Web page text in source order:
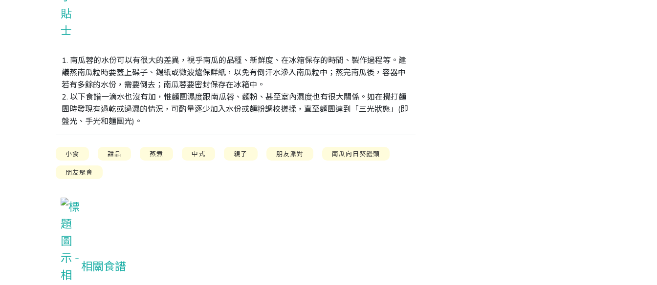
1. 南瓜蓉的水份可以有很大的差異，視乎南瓜的品種、新鮮度、在冰箱保存的時間、製作過程等。建
議蒸南瓜粒時要蓋上碟子、錫紙或微波爐保鮮紙，以免有倒汗水滲入南瓜粒中；蒸完南瓜後，容器中
若有多餘的水份，需要倒去；南瓜蓉要密封保存在冰箱中。
2. 以下食譜一滴水也沒有加，惟麵團濕度跟南瓜蓉、麵粉、甚至室內濕度也有很大關係。如在攪打麵
團時發現有過乾或過濕的情況，可酌量逐少加入水份或麵粉調校搓揉，直至麵團達到「三光狀態」(即
盤光、手光和麵團光)。
小食 甜品 蒸煮 中式 親子 朋友派對 南瓜向日葵饅頭
朋友聚會
相關食譜